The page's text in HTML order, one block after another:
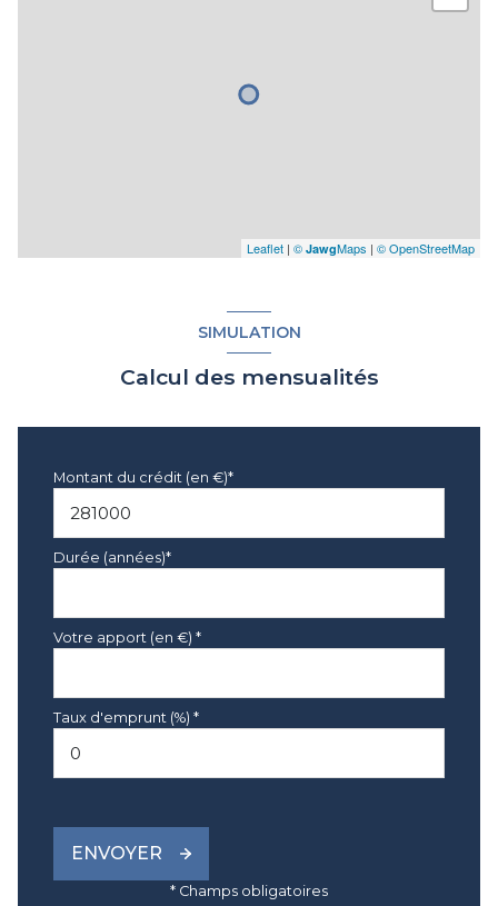
Leaflet | © JawgMaps | © OpenStreetMap
SIMULATION
Calcul des mensualités
Montant du crédit (en €)*
Durée (années)*
Votre apport (en €) *
Taux d'emprunt (%) *
ENVOYER
* Champs obligatoires